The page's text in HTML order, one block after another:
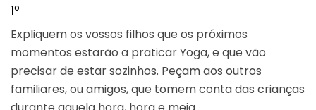
1º
Expliquem os vossos filhos que os próximos
momentos estarão a praticar Yoga, e que vão
precisar de estar sozinhos. Peçam aos outros
familiares, ou amigos, que tomem conta das crianças